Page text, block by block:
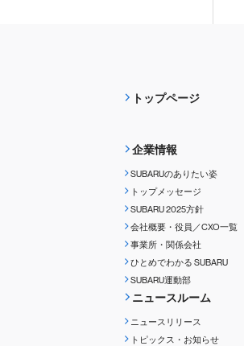
トップページ
企業情報
SUBARUのありたい姿
トップメッセージ
SUBARU 2025方針
会社概要・役員／CXO一覧
事業所・関係会社
ひとめでわかる SUBARU
SUBARU運動部
ニュースルーム
ニュースリリース
トピックス・お知らせ